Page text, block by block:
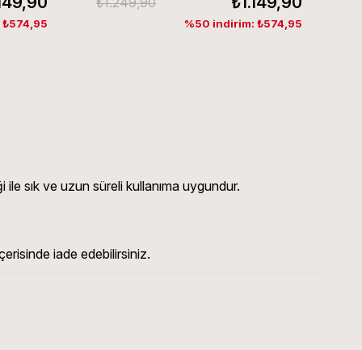
%50 indirim: ₺574,95
ile sık ve uzun süreli kullanıma uygundur.
iade edebilirsiniz.